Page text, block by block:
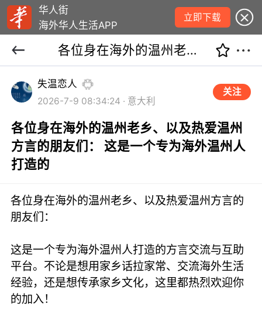
华人街
海外华人生活APP
立即下载
各位身在海外的温州老乡、以及热爱温州方言的朋友们： 这是一个专为海外温州人打造的
失温恋人
2026-7-9 08:34:24 · 意大利
关注
各位身在海外的温州老乡、以及热爱温州
方言的朋友们： 这是一个专为海外温州人
打造的
各位身在海外的温州老乡、以及热爱温州方言的
朋友们：
这是一个专为海外温州人打造的方言交流与互助
平台。不论是想用家乡话拉家常、交流海外生活
经验，还是想传承家乡文化，这里都热烈欢迎你
的加入！